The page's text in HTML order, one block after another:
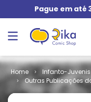
Pague em até
Infanto-Juvenis
Outras Publicações